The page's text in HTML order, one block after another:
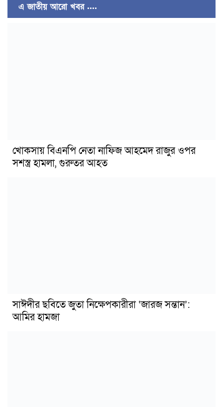
এ জাতীয় আরো খবর ....
খোকসায় বিএনপি নেতা নাফিজ আহমেদ রাজুর ওপর
সশস্ত্র হামলা, গুরুতর আহত
সাঈদীর ছবিতে জুতা নিক্ষেপকারীরা ‘জারজ সন্তান’:
আমির হামজা